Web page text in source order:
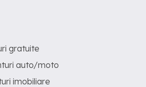
gratuite
auto/moto
imobiliare